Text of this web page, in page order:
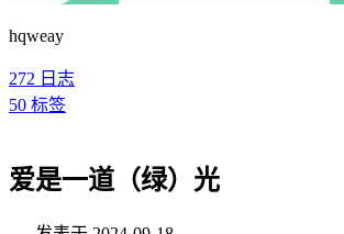
hqweay
272 日志
50 标签
爱是一道（绿）光